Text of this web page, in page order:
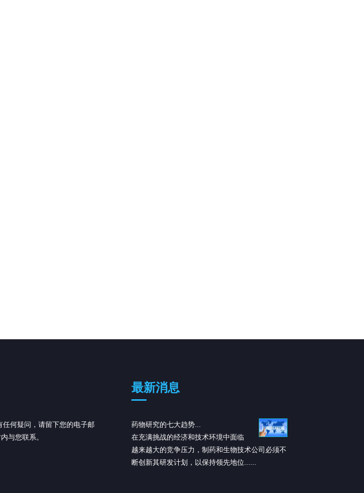
任何疑问，请留下您的电子邮
与您联系。
最新消息
(AstraZeneca) 获得监管推
药物研究的七大趋势...
在充满挑战的经济和技术环境中面临
越来越大的竞争压力，制药和生物技术公司必须不
断创新其研发计划，以保持领先地位......